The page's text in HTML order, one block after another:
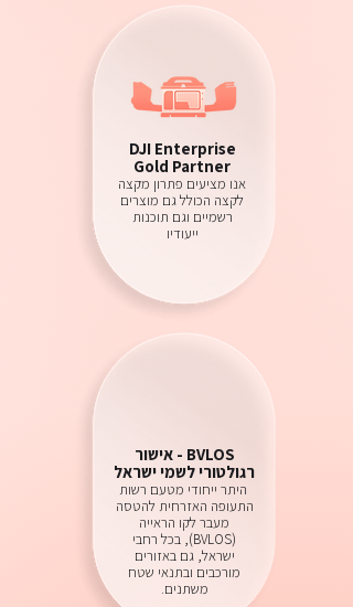
DJI Enterprise
Gold Partner
אנו מציעים פתרון מקצה
לקצה הכולל גם מוצרים
רשמיים וגם תוכנות
ייעודיו
BVLOS - אישור
רגולטורי לשמי ישראל
היתר ייחודי מטעם רשות
התעופה האזרחית להטסה
מעבר לקו הראייה
(BVLOS), בכל רחבי
ישראל, גם באזורים
מורכבים ובתנאי שטח
משתנים.